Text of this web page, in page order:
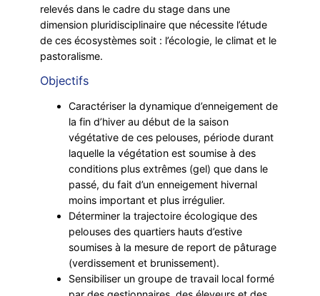
relevés dans le cadre du stage dans une
dimension pluridisciplinaire que nécessite l’étude
de ces écosystèmes soit : l’écologie, le climat et le
pastoralisme.
Objectifs
Caractériser la dynamique d’enneigement de
la fin d’hiver au début de la saison
végétative de ces pelouses, période durant
laquelle la végétation est soumise à des
conditions plus extrêmes (gel) que dans le
passé, du fait d’un enneigement hivernal
moins important et plus irrégulier.
Déterminer la trajectoire écologique des
pelouses des quartiers hauts d’estive
soumises à la mesure de report de pâturage
(verdissement et brunissement).
Sensibiliser un groupe de travail local formé